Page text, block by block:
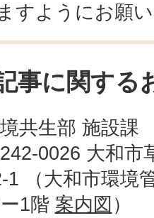
すようにお願
事に関する
共生部 施設課
0026 大和市
1 （大和市環境
1階 案内図 ）